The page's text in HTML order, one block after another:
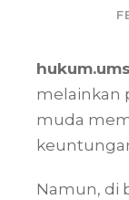
melainkan
muda
Namun, di